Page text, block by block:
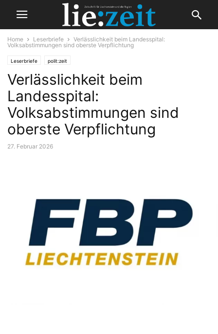
Home Leserbriefe
Verlässlichkeit beim Landesspital:
Volksabstimmungen sind oberste Verpflichtung
Leserbriefe polit:zeit
Verlässlichkeit beim
Landesspital:
Volksabstimmungen sind
oberste Verpflichtung
27. Februar 2026